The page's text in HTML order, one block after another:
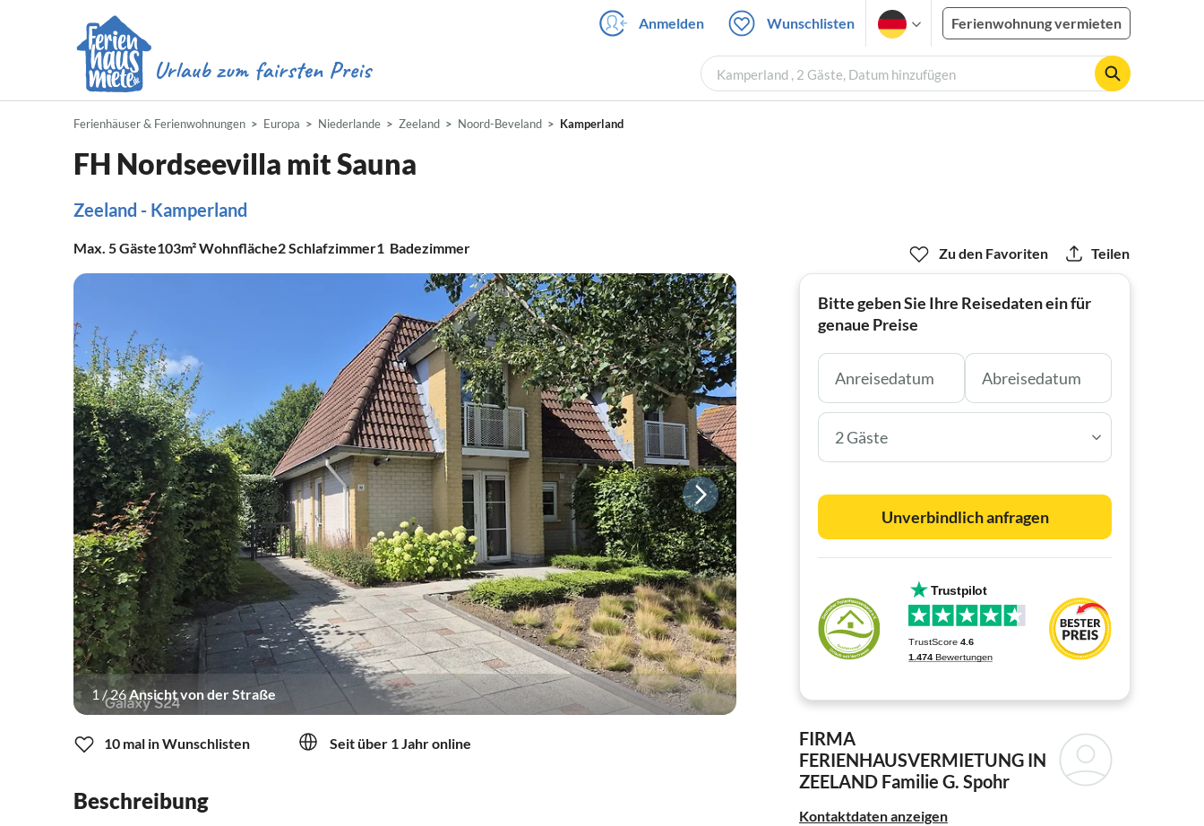
Anmelden Wunschlisten Ferienwohnung vermieten
Kamperland , 2 Gäste, Datum hinzufügen
Ferienhäuser & Ferienwohnungen Europa Niederlande Zeeland Noord-Beveland Kamperland
FH Nordseevilla mit Sauna
Zeeland - Kamperland
Max. 5Gäste103m²Wohnfläche2Schlafzimmer1 Badezimmer
1 /26Ansicht von der Straße
10 mal in Wunschlisten Seit über 1 Jahr online
Beschreibung
Zu den Favoriten Teilen
Bitte geben Sie Ihre Reisedaten ein für
genaue Preise
2 Gäste
Unverbindlich anfragen
FIRMA
FERIENHAUSVERMIETUNG IN
ZEELAND Familie G. Spohr
Kontaktdaten anzeigen